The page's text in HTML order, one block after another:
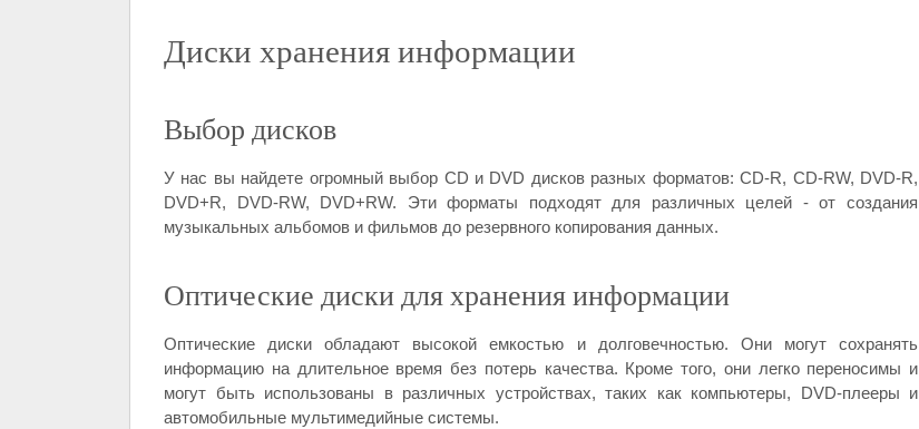
Диски хранения информации
Выбор дисков
У нас вы найдете огромный выбор CD и DVD дисков разных форматов: CD-R, CD-RW, DVD-R,
DVD+R, DVD-RW, DVD+RW. Эти форматы подходят для различных целей - от создания
музыкальных альбомов и фильмов до резервного копирования данных.
Оптические диски для хранения информации
Оптические диски обладают высокой емкостью и долговечностью. Они могут сохранять
информацию на длительное время без потерь качества. Кроме того, они легко переносимы и
могут быть использованы в различных устройствах, таких как компьютеры, DVD-плееры и
автомобильные мультимедийные системы.